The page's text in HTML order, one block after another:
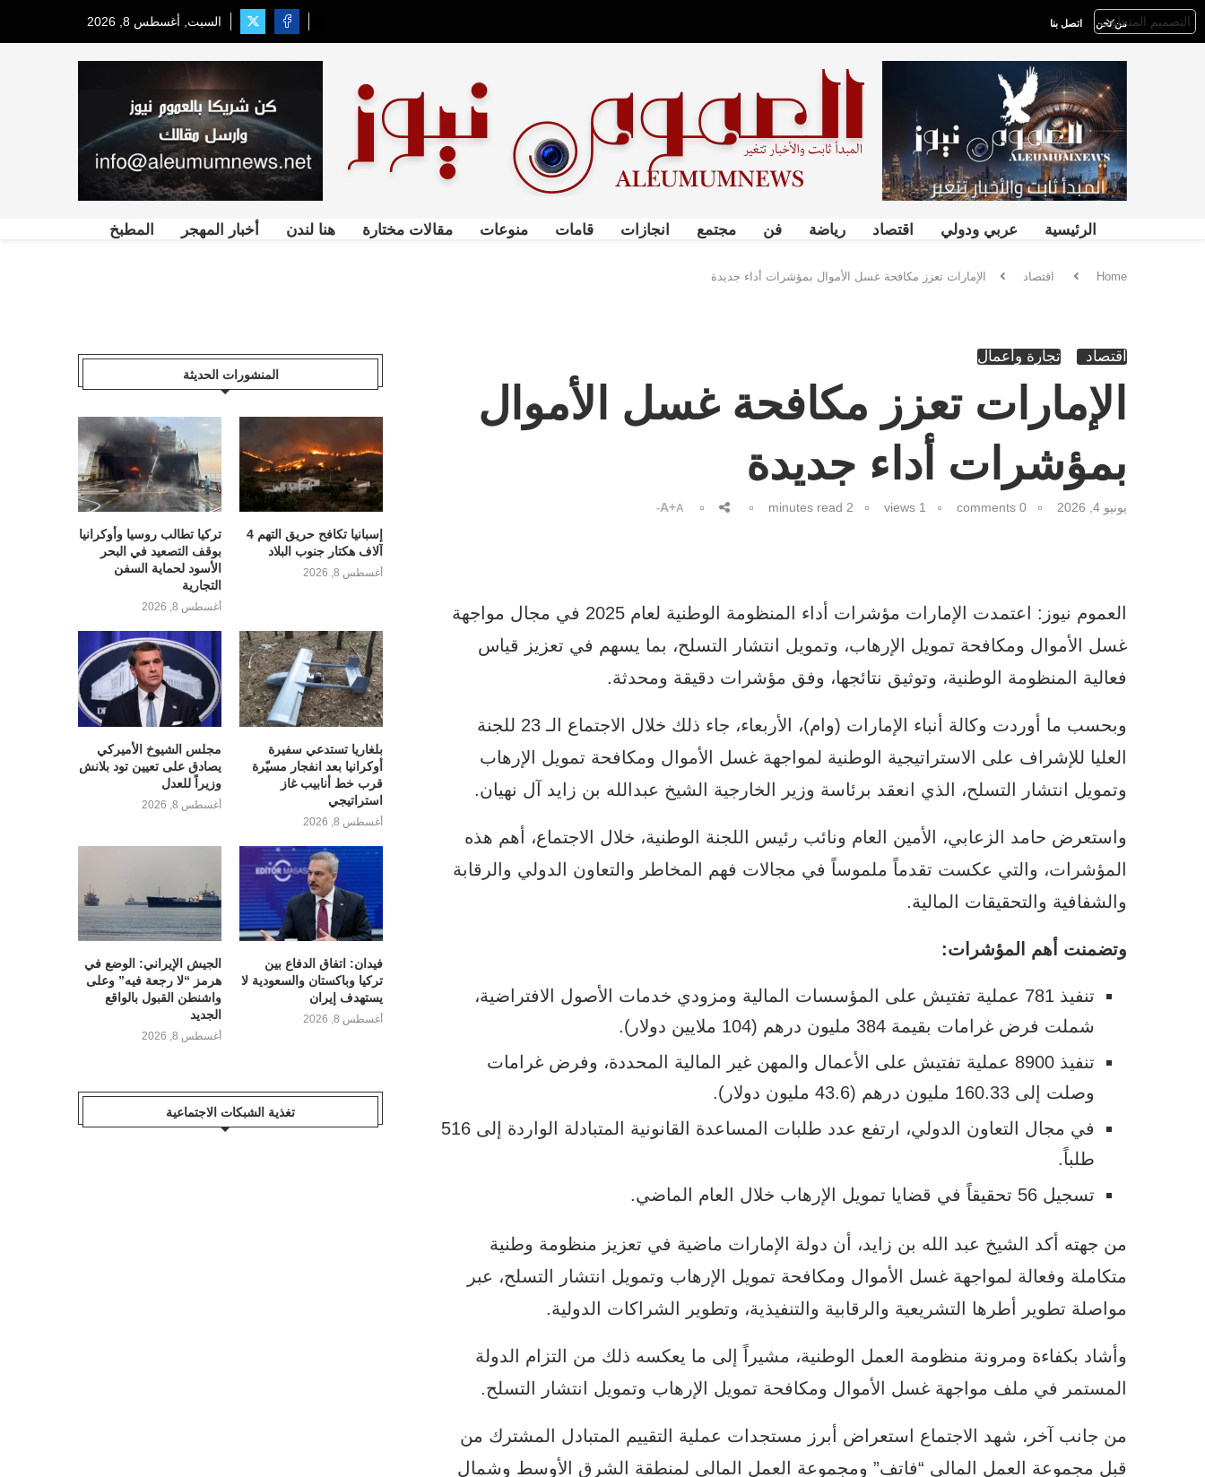
من نحن اتصل بنا السبت, أغسطس 8, 2026
الرئيسية عربي ودولي اقتصاد رياضة فن مجتمع انجازات قامات منوعات مقالات مختارة هنا لندن أخبار المهجر المطبخ
Home اقتصاد الإمارات تعزز مكافحة غسل الأموال بمؤشرات أداء جديدة
اقتصاد تجارة وأعمال
الإمارات تعزز مكافحة غسل الأموال
بمؤشرات أداء جديدة
يونيو 4, 2026 0 comments
1
2 minutes read
A+A-
العموم نيوز: اعتمدت الإمارات مؤشرات أداء المنظومة الوطنية لعام 2025 في مجال مواجهة
غسل الأموال ومكافحة تمويل الإرهاب، وتمويل انتشار التسلح، بما يسهم في تعزيز قياس
فعالية المنظومة الوطنية، وتوثيق نتائجها، وفق مؤشرات دقيقة ومحدثة.
وبحسب ما أوردت وكالة أنباء الإمارات (وام)، الأربعاء، جاء ذلك خلال الاجتماع الـ 23 للجنة
العليا للإشراف على الاستراتيجية الوطنية لمواجهة غسل الأموال ومكافحة تمويل الإرهاب
وتمويل انتشار التسلح، الذي انعقد برئاسة وزير الخارجية الشيخ عبدالله بن زايد آل نهيان.
واستعرض حامد الزعابي، الأمين العام ونائب رئيس اللجنة الوطنية، خلال الاجتماع، أهم هذه
المؤشرات، والتي عكست تقدماً ملموساً في مجالات فهم المخاطر والتعاون الدولي والرقابة
والشفافية والتحقيقات المالية.
وتضمنت أهم المؤشرات:
تنفيذ 781 عملية تفتيش على المؤسسات المالية ومزودي خدمات الأصول الافتراضية،
شملت فرض غرامات بقيمة 384 مليون درهم (104 ملايين دولار).
تنفيذ 8900 عملية تفتيش على الأعمال والمهن غير المالية المحددة، وفرض غرامات
وصلت إلى 160.33 مليون درهم (43.6 مليون دولار).
في مجال التعاون الدولي، ارتفع عدد طلبات المساعدة القانونية المتبادلة الواردة إلى 516
طلباً.
تسجيل 56 تحقيقاً في قضايا تمويل الإرهاب خلال العام الماضي.
من جهته أكد الشيخ عبد الله بن زايد، أن دولة الإمارات ماضية في تعزيز منظومة وطنية
متكاملة وفعالة لمواجهة غسل الأموال ومكافحة تمويل الإرهاب وتمويل انتشار التسلح، عبر
مواصلة تطوير أطرها التشريعية والرقابية والتنفيذية، وتطوير الشراكات الدولية.
وأشاد بكفاءة ومرونة منظومة العمل الوطنية، مشيراً إلى ما يعكسه ذلك من التزام الدولة
المستمر في ملف مواجهة غسل الأموال ومكافحة تمويل الإرهاب وتمويل انتشار التسلح.
من جانب آخر، شهد الاجتماع استعراض أبرز مستجدات عملية التقييم المتبادل المشترك من
قبل مجموعة العمل المالي “فاتف” ومجموعة العمل المالي لمنطقة الشرق الأوسط وشمال
المنشورات الحديثة
إسبانيا تكافح حريق التهم 4
آلاف هكتار جنوب البلاد
أغسطس 8, 2026
تركيا تطالب روسيا وأوكرانيا
بوقف التصعيد في البحر
الأسود لحماية السفن
التجارية
أغسطس 8, 2026
بلغاريا تستدعي سفيرة
أوكرانيا بعد انفجار مسيّرة
قرب خط أنابيب غاز
استراتيجي
أغسطس 8, 2026
مجلس الشيوخ الأميركي
يصادق على تعيين تود بلانش
وزيراً للعدل
أغسطس 8, 2026
فيدان: اتفاق الدفاع بين
تركيا وباكستان والسعودية لا
يستهدف إيران
أغسطس 8, 2026
الجيش الإيراني: الوضع في
هرمز “لا رجعة فيه” وعلى
واشنطن القبول بالواقع
الجديد
أغسطس 8, 2026
تغذية الشبكات الاجتماعية